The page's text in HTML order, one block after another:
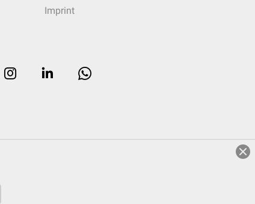
Imprint